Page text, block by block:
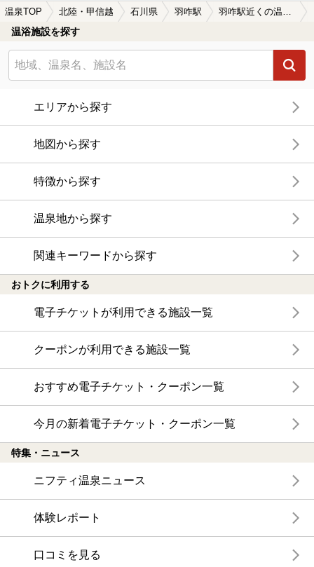
温泉TOP 北陸・甲信越 石川県 羽咋駅 羽咋駅近くの温泉宿・温泉旅館・ホテルおすすめ(2026年版)
温浴施設を探す
エリアから探す
地図から探す
特徴から探す
温泉地から探す
関連キーワードから探す
おトクに利用する
電子チケットが利用できる施設一覧
クーポンが利用できる施設一覧
おすすめ電子チケット・クーポン一覧
今月の新着電子チケット・クーポン一覧
特集・ニュース
ニフティ温泉ニュース
体験レポート
口コミを見る